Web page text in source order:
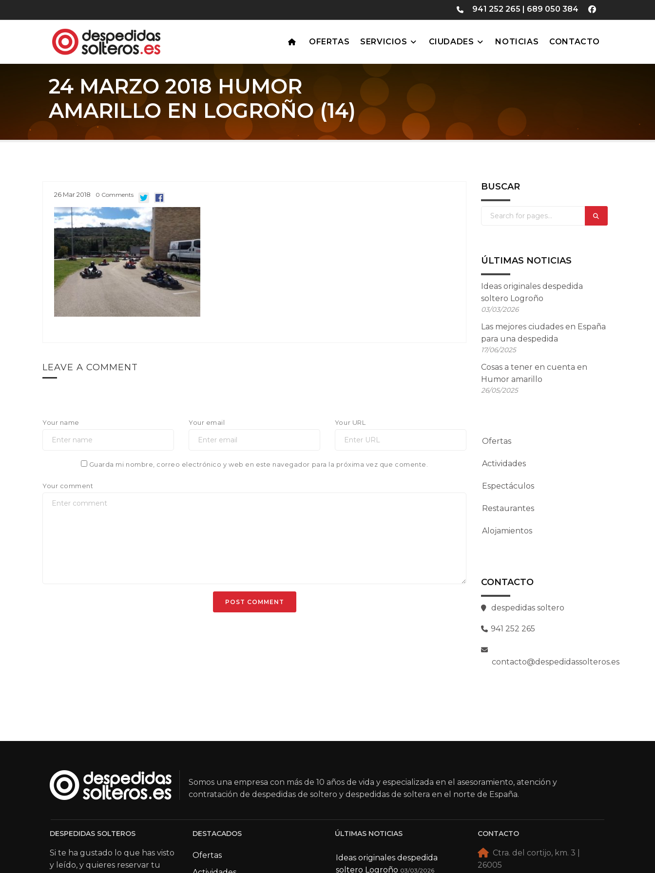
941 252 265 | 689 050 384
OFERTAS SERVICIOS CIUDADES NOTICIAS CONTACTO
24 MARZO 2018 HUMOR
AMARILLO EN LOGROÑO (14)
26 Mar2018 0 Comments
LEAVE A COMMENT
Your name Your email Your URL
Guarda mi nombre, correo electrónico y web en este navegador para la próxima vez que comente.
Your comment
BUSCAR
ÚLTIMAS NOTICIAS
Ideas originales despedida
soltero Logroño
03/03/2026
Las mejores ciudades en España
para una despedida
17/06/2025
Cosas a tener en cuenta en
Humor amarillo
26/05/2025
Ofertas
Actividades
Espectáculos
Restaurantes
Alojamientos
CONTACTO
despedidas soltero
941 252 265
contacto@despedidassolteros.es
Somos una empresa con más de 10 años de vida y especializada en el asesoramiento, atención y
contratación de despedidas de soltero y despedidas de soltera en el norte de España.
DESPEDIDAS SOLTEROS
Si te ha gustado lo que has visto
y leído, y quieres reservar tu
DESTACADOS
Ofertas
ÚLTIMAS NOTICIAS
Ideas originales despedida
soltero Logroño 03/03/2026
CONTACTO
Ctra. del cortijo, km. 3 |
26005